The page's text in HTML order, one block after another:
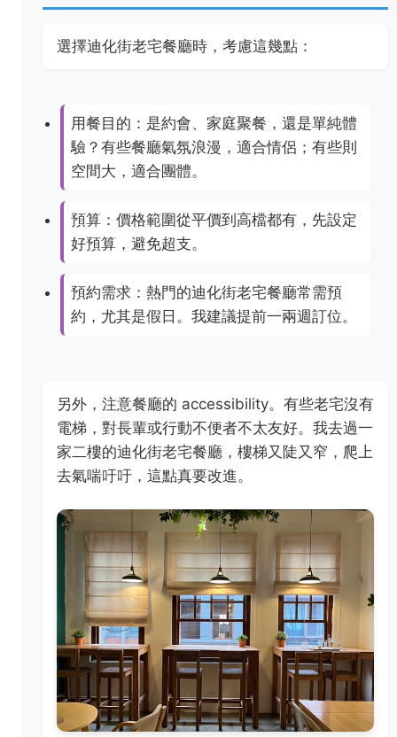
選擇迪化街老宅餐廳時，考慮這幾點：
用餐目的：是約會、家庭聚餐，還是單純體
驗？有些餐廳氣氛浪漫，適合情侶；有些則
空間大，適合團體。
預算：價格範圍從平價到高檔都有，先設定
好預算，避免超支。
預約需求：熱門的迪化街老宅餐廳常需預
約，尤其是假日。我建議提前一兩週訂位。
另外，注意餐廳的 accessibility。有些老宅沒有
電梯，對長輩或行動不便者不太友好。我去過一
家二樓的迪化街老宅餐廳，樓梯又陡又窄，爬上
去氣喘吁吁，這點真要改進。